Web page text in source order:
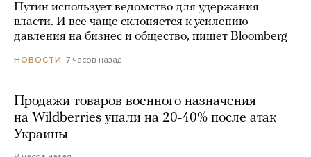
Путин использует ведомство для удержания
власти. И все чаще склоняется к усилению
давления на бизнес и общество, пишет Bloomberg
НОВОСТИ 7 часов назад
Продажи товаров военного назначения
на Wildberries упали на 20-40% после атак
Украины